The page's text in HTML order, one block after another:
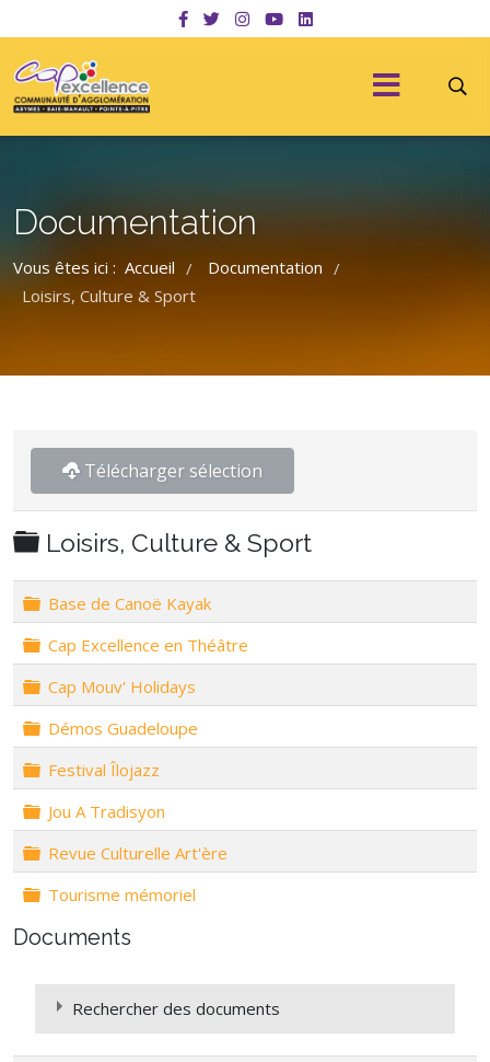
Documentation
Vous êtes ici : Accueil / Documentation /
Loisirs, Culture & Sport
Télécharger sélection
Dossier
Loisirs, Culture & Sport
Dossier
Base de Canoë Kayak
Dossier
Cap Excellence en Théâtre
Dossier
Cap Mouv' Holidays
Dossier
Démos Guadeloupe
Dossier
Festival Îlojazz
Dossier
Jou A Tradisyon
Dossier
Revue Culturelle Art'ère
Dossier
Tourisme mémoriel
Documents
Rechercher des documents